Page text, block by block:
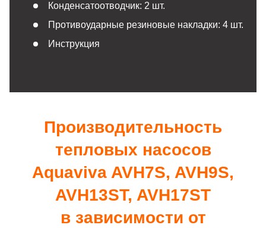
Конденсатоотводчик: 2 шт.
Противоударные резиновые накладки: 4 шт.
Инструкция
Производительность
тепловых насосов
Aquaviva AVH7S, AVH9S,
AVH13ST, AVH17ST
в зависимости от